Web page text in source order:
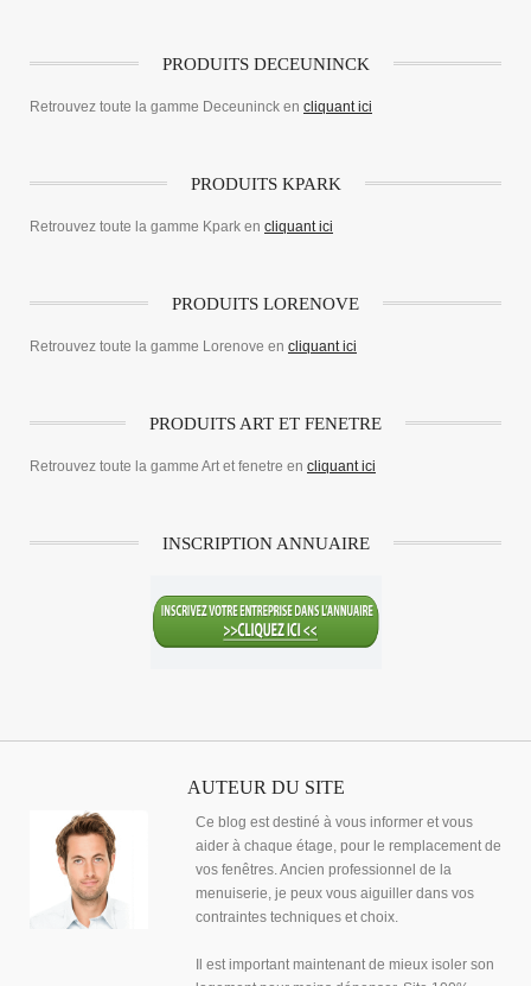
PRODUITS DECEUNINCK
Retrouvez toute la gamme Deceuninck en cliquant ici
PRODUITS KPARK
Retrouvez toute la gamme Kpark en cliquant ici
PRODUITS LORENOVE
Retrouvez toute la gamme Lorenove en cliquant ici
PRODUITS ART ET FENETRE
Retrouvez toute la gamme Art et fenetre en cliquant ici
INSCRIPTION ANNUAIRE
AUTEUR DU SITE
Ce blog est destiné à vous informer et vous
aider à chaque étage, pour le remplacement de
vos fenêtres. Ancien professionnel de la
menuiserie, je peux vous aiguiller dans vos
contraintes techniques et choix.
Il est important maintenant de mieux isoler son